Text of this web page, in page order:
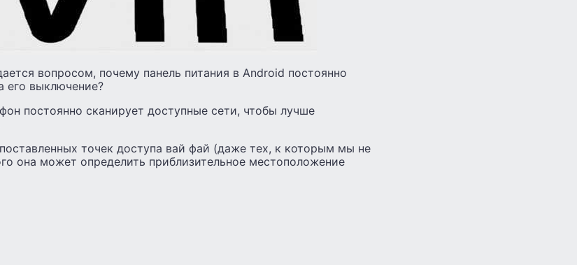
вопросом, почему панель питания в Android постоянно
его выключение?
постоянно сканирует доступные сети, чтобы лучше
точек доступа вай фай (даже тех, к которым мы не
она может определить приблизительное местоположение